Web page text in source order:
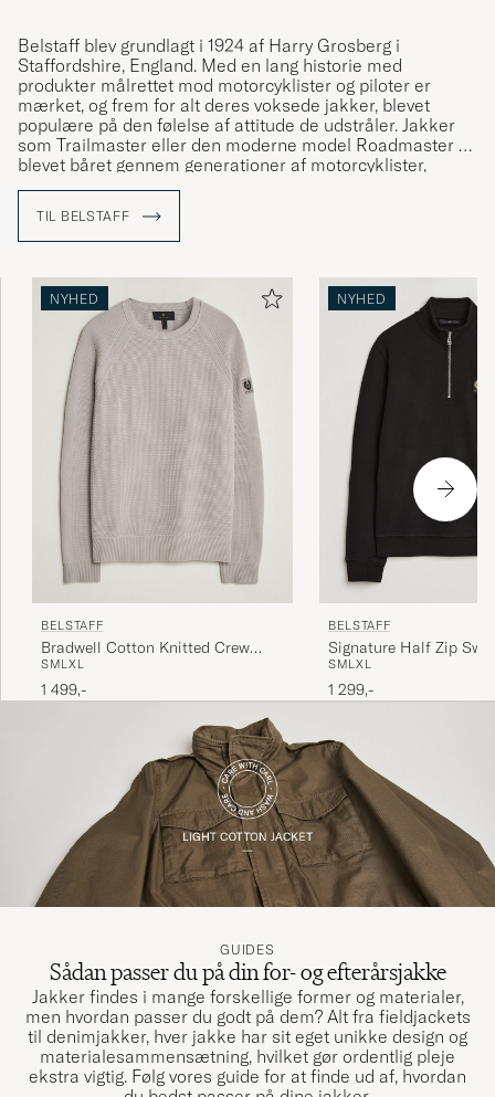
Belstaff blev grundlagt i 1924 af Harry Grosberg i
Staffordshire, England. Med en lang historie med
produkter målrettet mod motorcyklister og piloter er
mærket, og frem for alt deres voksede jakker, blevet
populære på den følelse af attitude de udstråler. Jakker
som Trailmaster eller den moderne model Roadmaster er
blevet båret gennem generationer af motorcyklister,
deriblandt legendariske navne som Sammy Miller og
TIL BELSTAFF
NYHED
BELSTAFF
Bradwell Cotton Knitted Crew
Neck Concrete
SMLXL
1 499,-
NYHED
BELSTAFF
Signature Half Zip
Black
SMLXL
1 299,-
GUIDES
Sådan passer du på din for- og efterårsjakke
Jakker findes i mange forskellige former og materialer,
men hvordan passer du godt på dem? Alt fra fieldjackets
til denimjakker, hver jakke har sit eget unikke design og
materialesammensætning, hvilket gør ordentlig pleje
ekstra vigtig. Følg vores guide for at finde ud af, hvordan